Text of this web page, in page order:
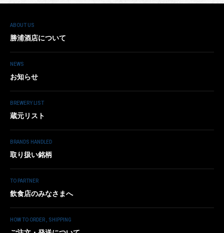
ABOUT US
勝浦酒店について
NEWS
お知らせ
BREWERY LIST
蔵元リスト
BRANDS HANDLED
取り扱い銘柄
TO PARTNER
飲食店のみなさまへ
HOW TO ORDER , SHIPPING